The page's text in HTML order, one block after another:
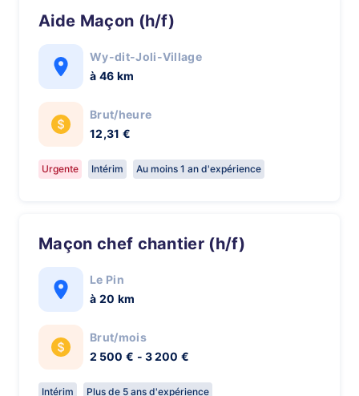
Aide Maçon (h/f)
Wy-dit-Joli-Village
à 46 km
Brut/heure
12,31 €
Urgente Intérim Au moins 1 an d'expérience
Maçon chef chantier (h/f)
Le Pin
à 20 km
Brut/mois
2 500 € - 3 200 €
Intérim Plus de 5 ans d'expérience